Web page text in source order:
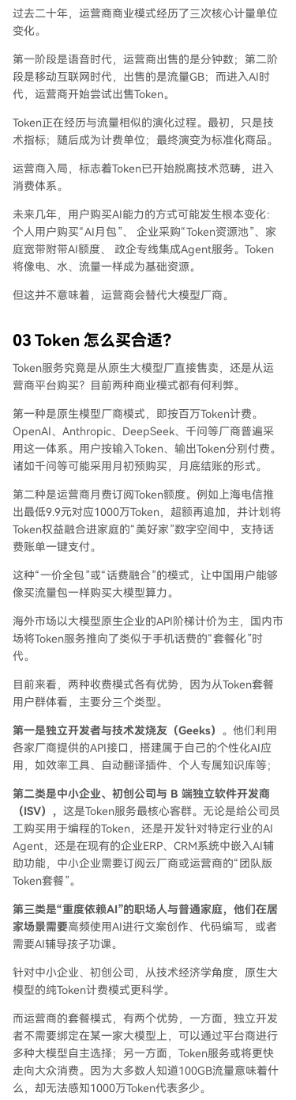
过去二十年，运营商商业模式经历了三次核心计量单位
变化。
第一阶段是语音时代，运营商出售的是分钟数；第二阶
段是移动互联网时代，出售的是流量GB；而进入AI时
代，运营商开始尝试出售Token。
Token正在经历与流量相似的演化过程。最初，只是技
术指标；随后成为计费单位；最终演变为标准化商品。
运营商入局，标志着Token已开始脱离技术范畴，进入
消费体系。
未来几年，用户购买AI能力的方式可能发生根本变化：
个人用户购买“AI月包”、 企业采购“Token资源池”、家
庭宽带附带AI额度、 政企专线集成Agent服务。Token
将像电、水、流量一样成为基础资源。
但这并不意味着，运营商会替代大模型厂商。
03 Token 怎么买合适？
Token服务究竟是从原生大模型厂直接售卖，还是从运
营商平台购买？目前两种商业模式都有何利弊。
第一种是原生模型厂商模式，即按百万Token计费。
OpenAI、Anthropic、DeepSeek、千问等厂商普遍采
用这一体系。用户按输入Token、输出Token分别付费。
诸如千问等可能采用月初预购买，月底结账的形式。
第二种是运营商月费订阅Token额度。例如上海电信推
出最低9.9元对应1000万Token，超额再追加，并计划将
Token权益融合进家庭的“美好家”数字空间中，支持话
费账单一键支付。
这种“一价全包”或“话费融合”的模式，让中国用户能够
像买流量包一样购买大模型算力。
海外市场以大模型原生企业的API阶梯计价为主，国内市
场将Token服务推向了类似于手机话费的“套餐化”时
代。
目前来看，两种收费模式各有优势，因为从Token套餐
用户群体看，主要分三个类型。
第一是独立开发者与技术发烧友（Geeks） 。他们利用
各家厂商提供的API接口，搭建属于自己的个性化AI应
用，如效率工具、自动翻译插件、个人专属知识库等；
第二类是中小企业、初创公司与 B 端独立软件开发商
（ISV）， 这是Token服务最核心客群。无论是给公司员
工购买用于编程的Token，还是开发针对特定行业的AI
Agent，还是在现有的企业ERP、CRM系统中嵌入AI辅
助功能，中小企业需要订阅云厂商或运营商的“团队版
Token套餐”。
第三类是“重度依赖AI”的职场人与普通家庭，他们在居
家场景需要高频使用AI进行文案创作、代码编写，或者
需要AI辅导孩子功课。
针对中小企业、初创公司，从技术经济学角度，原生大
模型的纯Token计费模式更科学。
而运营商的套餐模式，有两个优势，一方面，独立开发
者不需要绑定在某一家大模型上，可以通过平台商进行
多种大模型自主选择；另一方面，Token服务或将更快
走向大众消费。因为大多数人知道100GB流量意味着什
么，却无法感知1000万Token代表多少。